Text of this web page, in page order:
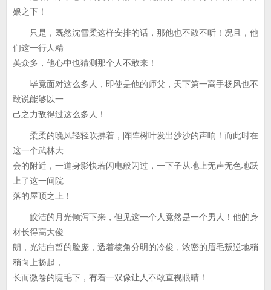
娘之下！
只是，既然沈雪柔这样安排的话，那他也不敢不听！况且，他
们这一行人精
英众多，他心中也猜测那个人不敢来！
毕竟面对这么多人，即使是他的师父，天下第一高手杨风也不
敢说能够以一
己之力敌得过这么多人！
柔柔的晚风轻轻吹拂着，阵阵树叶发出沙沙的声响！而此时在
这一个武林大
会的附近，一道身影快若闪电般闪过，一下子从地上无声无色地跃
上了这一间院
落的屋顶之上！
皎洁的月光倾泻下来，但见这一个人竟然是一个男人！他的身
材长得高大俊
朗，光洁白皙的脸庞，透着棱角分明的冷俊，浓密的眉毛叛逆地稍
稍向上扬起，
长而微卷的睫毛下，有着一双像让人不敢直视眼睛！